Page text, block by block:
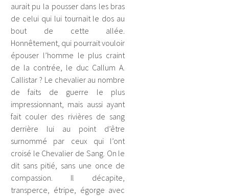
aurait pu la pousser dans les bras
de celui qui lui tournait le dos au
bout de cette allée.
Honnêtement, qui pourrait vouloir
épouser l’homme le plus craint
de la contrée, le duc Callum A.
Callistar ? Le chevalier au nombre
de faits de guerre le plus
impressionnant, mais aussi ayant
fait couler des rivières de sang
derrière lui au point d’être
surnommé par ceux qui l’ont
croisé le Chevalier de Sang. On le
dit sans pitié, sans une once de
compassion. Il décapite,
transperce, étripe, égorge avec